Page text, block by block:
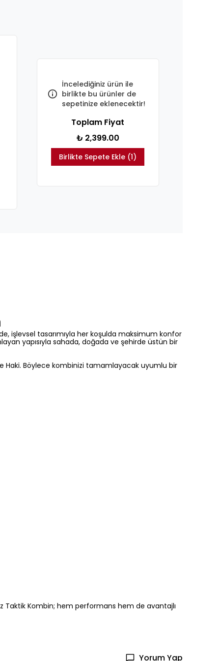
İncelediğiniz ürün ile
birlikte bu ürünler de
sepetinize eklenecektir!
Toplam Fiyat
₺ 2,399.00
Birlikte Sepete Ekle (1)
işlevsel tasarımıyla her koşulda maksimum konfor
yapısıyla sahada, doğada ve şehirde üstün bir
Haki. Böylece kombinizi tamamlayacak uyumlu bir
Taktik Kombin; hem performans hem de avantajlı
Yorum Yap